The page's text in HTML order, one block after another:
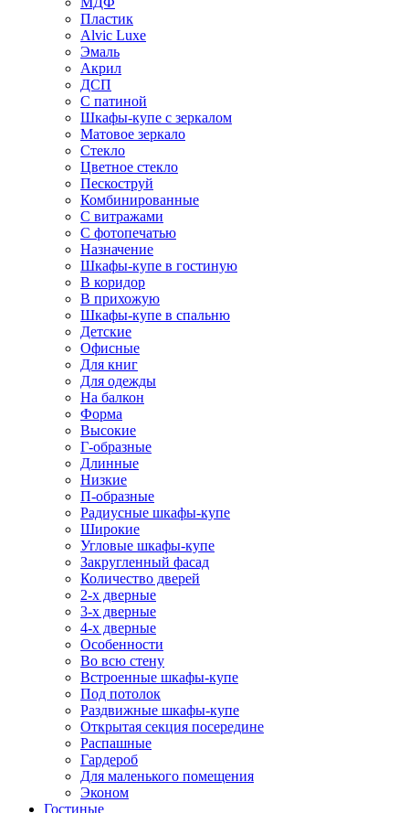
Пластик
Alvic Luxe
Эмаль
Акрил
ДСП
С патиной
Шкафы-купе с зеркалом
Матовое зеркало
Стекло
Цветное стекло
Пескоструй
Комбинированные
С витражами
С фотопечатью
Назначение
Шкафы-купе в гостиную
В коридор
В прихожую
Шкафы-купе в спальню
Детские
Офисные
Для книг
Для одежды
На балкон
Форма
Высокие
Г-образные
Длинные
Низкие
П-образные
Радиусные шкафы-купе
Широкие
Угловые шкафы-купе
Закругленный фасад
Количество дверей
2-х дверные
3-х дверные
4-х дверные
Особенности
Во всю стену
Встроенные шкафы-купе
Под потолок
Раздвижные шкафы-купе
Открытая секция посередине
Распашные
Гардероб
Для маленького помещения
Эконом
Гостиные